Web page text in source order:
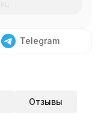
Telegram
Отзывы